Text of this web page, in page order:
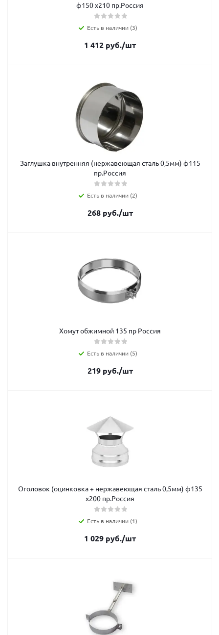
ф150 х210 пр.Россия
Есть в наличии (3)
1 412 руб./шт
Заглушка внутренняя (нержавеющая сталь 0,5мм) ф115
пр.Россия
Есть в наличии (2)
268руб./шт
Хомут обжимной 135 пр Россия
Есть в наличии (5)
219руб./шт
Оголовок (оцинковка + нержавеющая сталь 0,5мм) ф135
х200 пр.Россия
Есть в наличии (1)
1 029 руб./шт